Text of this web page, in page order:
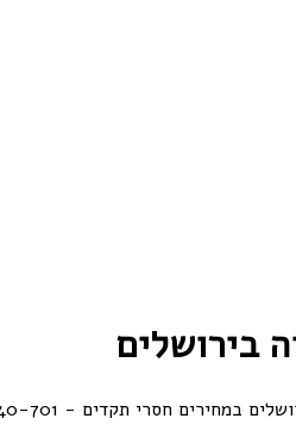
בירושלים
במחירים חסרי תקדים - 072-3340-701